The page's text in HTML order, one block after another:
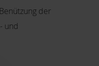
der
und